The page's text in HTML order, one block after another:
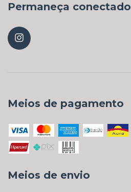
Permaneça conectado
Meios de pagamento
Meios de envio